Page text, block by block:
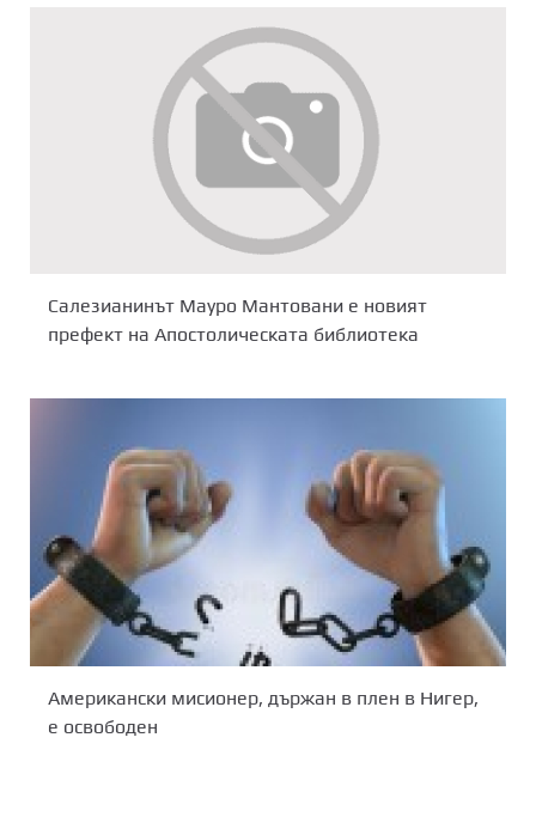
Салезианинът Мауро Мантовани е новият
префект на Апостолическата библиотека
Американски мисионер, държан в плен в Нигер,
е освободен